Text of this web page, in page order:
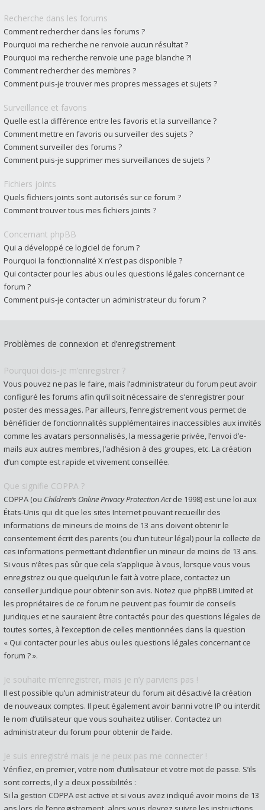
Recherche dans les forums
Comment rechercher dans les forums ?
Pourquoi ma recherche ne renvoie aucun résultat ?
Pourquoi ma recherche renvoie une page blanche ?!
Comment rechercher des membres ?
Comment puis-je trouver mes propres messages et sujets ?
Surveillance et favoris
Quelle est la différence entre les favoris et la surveillance ?
Comment mettre en favoris ou surveiller des sujets ?
Comment surveiller des forums ?
Comment puis-je supprimer mes surveillances de sujets ?
Fichiers joints
Quels fichiers joints sont autorisés sur ce forum ?
Comment trouver tous mes fichiers joints ?
Concernant phpBB
Qui a développé ce logiciel de forum ?
Pourquoi la fonctionnalité X n’est pas disponible ?
Qui contacter pour les abus ou les questions légales concernant ce
forum ?
Comment puis-je contacter un administrateur du forum ?
Problèmes de connexion et d’enregistrement
Pourquoi dois-je m’enregistrer ?
Vous pouvez ne pas le faire, mais l’administrateur du forum peut avoir
configuré les forums afin qu’il soit nécessaire de s’enregistrer pour
poster des messages. Par ailleurs, l’enregistrement vous permet de
bénéficier de fonctionnalités supplémentaires inaccessibles aux invités
comme les avatars personnalisés, la messagerie privée, l’envoi d’e-
mails aux autres membres, l’adhésion à des groupes, etc. La création
d’un compte est rapide et vivement conseillée.
Que signifie COPPA ?
COPPA (ou Children’s Online Privacy Protection Actde 1998) est une loi aux
États-Unis qui dit que les sites Internet pouvant recueillir des
informations de mineurs de moins de 13 ans doivent obtenir le
consentement écrit des parents (ou d’un tuteur légal) pour la collecte de
ces informations permettant d’identifier un mineur de moins de 13 ans.
Si vous n’êtes pas sûr que cela s’applique à vous, lorsque vous vous
enregistrez ou que quelqu’un le fait à votre place, contactez un
conseiller juridique pour obtenir son avis. Notez que phpBB Limited et
les propriétaires de ce forum ne peuvent pas fournir de conseils
juridiques et ne sauraient être contactés pour des questions légales de
toutes sortes, à l’exception de celles mentionnées dans la question
« Qui contacter pour les abus ou les questions légales concernant ce
forum ? ».
Je souhaite m’enregistrer, mais je n’y parviens pas !
Il est possible qu’un administrateur du forum ait désactivé la création
de nouveaux comptes. Il peut également avoir banni votre IP ou interdit
le nom d’utilisateur que vous souhaitez utiliser. Contactez un
administrateur du forum pour obtenir de l’aide.
Je suis enregistré mais je ne peux pas me connecter !
Vérifiez, en premier, votre nom d’utilisateur et votre mot de passe. S’ils
sont corrects, il y a deux possibilités :
Si la gestion COPPA est active et si vous avez indiqué avoir moins de 13